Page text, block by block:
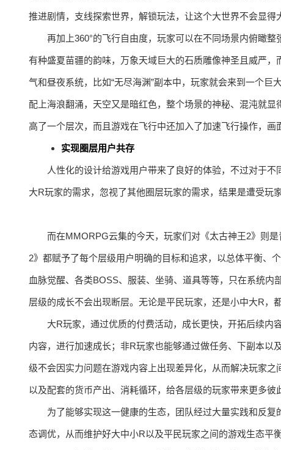
推进剧情，支线探索世界，解锁玩法，让这个大世界不会显得
再加上360°的飞行自由度，玩家可以在不同场景内俯瞰
有种盛夏苗疆的韵味，万象天域巨大的石质雕像神圣且威严
气和昼夜系统，比如“无尽海渊”副本中，玩家就会来到一个
配上海浪翻涌，天空又是暗红色，整个场景的神秘、混沌就
高了一个层次，而且游戏在飞行中还加入了加速飞行操作，画
实现圈层用户共存
人性化的设计给游戏用户带来了良好的体验，不过对于
大R玩家的需求，忽视了其他圈层玩家的需求，结果是遭受玩
而在MMORPG云集的今天，玩家们对《太古神王2》则
2》都赋予了每个层级用户明确的目标和追求，以总体平衡、
血脉觉醒、各类BOSS、服装、坐骑、道具等等，只在系统
层级的成长不会出现断层。无论是平民玩家，还是小中大R，
大R玩家，通过优质的付费活动，成长更快，开拓后续
内容，进行加速成长；非R玩家也能够通过做任务、下副本
级不会因实力问题在游戏内容上出现差异化，从而解决玩家
以及配套的货币产出、消耗循环，给各层级的玩家带来更多彼
为了能够实现这一健康的生态，团队经过大量实践和反
态调优，从而维护好大中小R以及平民玩家之间的游戏生态平衡